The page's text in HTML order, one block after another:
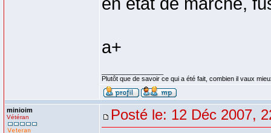
a+
Plutôt que de savoir ce qui a été fait, combien il vaux
minioim
Vétéran Posté le: 12 Déc 2007,